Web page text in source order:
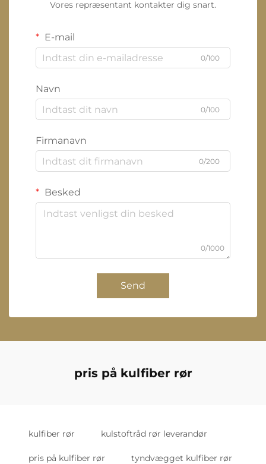
Vores repræsentant kontakter dig snart.
E-mail
0/100
Navn
0/100
Firmanavn
0/200
Besked
0/1000
Send
pris på kulfiber rør
kulfiber rør kulstoftråd rør leverandør
pris på kulfiber rør tyndvægget kulfiber rør